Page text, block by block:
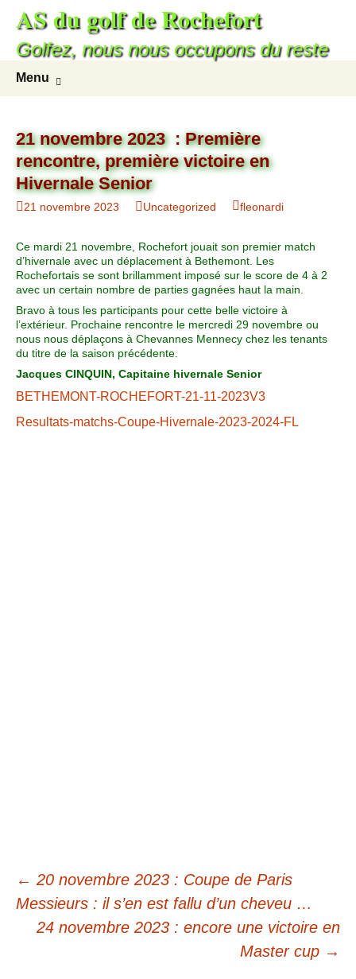
contenu
AS du golf de Rochefort
Golfez, nous nous occupons du reste
Menu
21 novembre 2023 : Première
rencontre, première victoire en
Hivernale Senior
21 novembre 2023 Uncategorized fleonardi
Ce mardi 21 novembre, Rochefort jouait son premier match
d’hivernale avec un déplacement à Bethemont. Les
Rochefortais se sont brillamment imposé sur le score de 4 à 2
avec un certain nombre de parties gagnées haut la main.
Bravo à tous les participants pour cette belle victoire à
l’extérieur. Prochaine rencontre le mercredi 29 novembre ou
nous nous déplaçons à Chevannes Mennecy chez les tenants
du titre de la saison précédente.
Jacques CINQUIN, Capitaine hivernale Senior
BETHEMONT-ROCHEFORT-21-11-2023V3
Resultats-matchs-Coupe-Hivernale-2023-2024-FL
Navigation
des
articles
← 20 novembre 2023 : Coupe de Paris
Messieurs : il s’en est fallu d’un cheveu …
24 novembre 2023 : encore une victoire en
Master cup →